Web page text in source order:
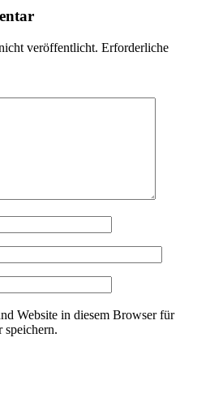
veröffentlicht. Erforderliche
Website in diesem Browser für
speichern.